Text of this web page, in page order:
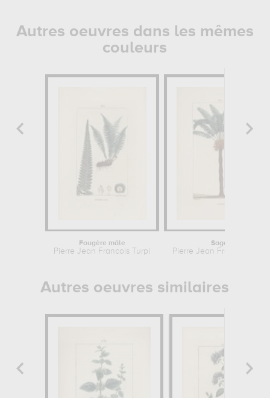
Autres oeuvres dans les mêmes
couleurs
Fougère mâle
Pierre Jean Francois Turpin
Sagou
Pierre Jean Francois
Autres oeuvres similaires